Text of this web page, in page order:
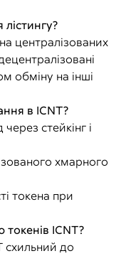
централізованих
обміну на інші
в ICNT?
стейкінг і
хмарного
токена при
токенів ICNT?
схильний до